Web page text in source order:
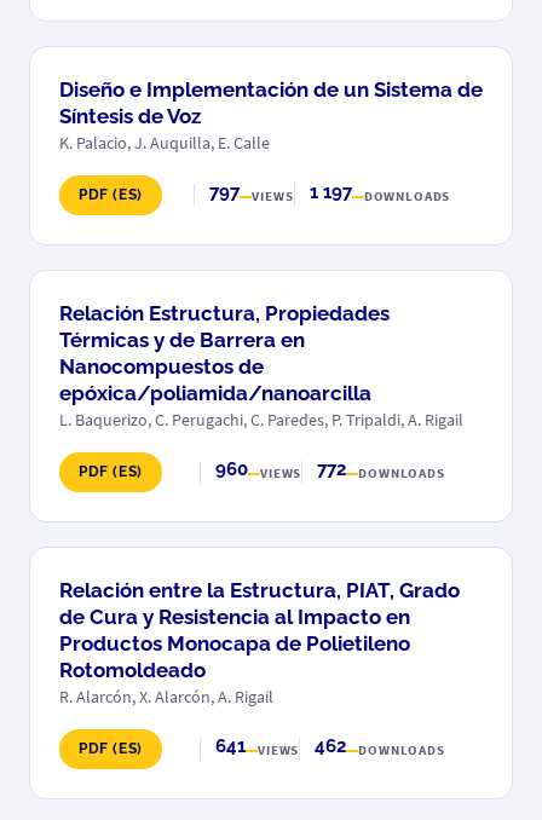
Diseño e Implementación de un Sistema de
Síntesis de Voz
K. Palacio, J. Auquilla, E. Calle
PDF (ES) 797 VIEWS 1 197 DOWNLOADS
Relación Estructura, Propiedades
Térmicas y de Barrera en
Nanocompuestos de
epóxica/poliamida/nanoarcilla
L. Baquerizo, C. Perugachi, C. Paredes, P. Tripaldi, A. Rigail
PDF (ES) 960 VIEWS 772 DOWNLOADS
Relación entre la Estructura, PIAT, Grado
de Cura y Resistencia al Impacto en
Productos Monocapa de Polietileno
Rotomoldeado
R. Alarcón, X. Alarcón, A. Rigail
PDF (ES) 641 VIEWS 462 DOWNLOADS